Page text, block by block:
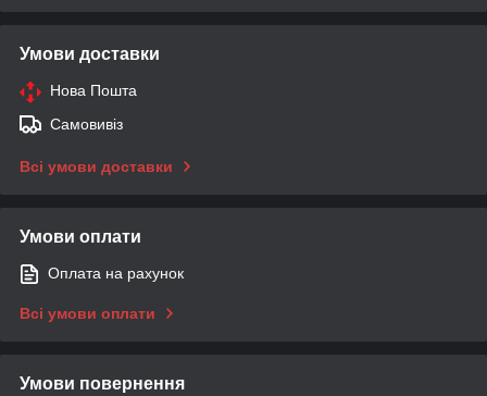
Умови доставки
Нова Пошта
Самовивіз
Всі умови доставки
Умови оплати
Оплата на рахунок
Всі умови оплати
Умови повернення